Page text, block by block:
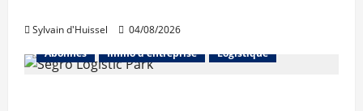
Sylvain d'Huissel
04/08/2026
Abonnés
Immo d'entreprise Logistique